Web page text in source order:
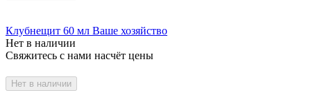
Клубнещит 60 мл Ваше хозяйство
Нет в наличии
Свяжитесь с нами насчёт цены
Нет в наличии